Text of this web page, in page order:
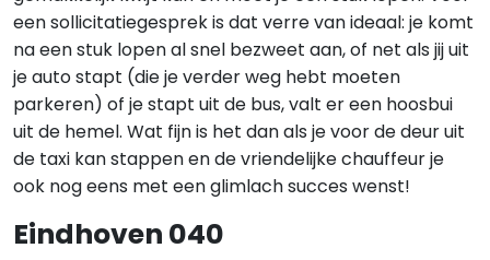
een sollicitatiegesprek is dat verre van ideaal: je komt
na een stuk lopen al snel bezweet aan, of net als jij uit
je auto stapt (die je verder weg hebt moeten
parkeren) of je stapt uit de bus, valt er een hoosbui
uit de hemel. Wat fijn is het dan als je voor de deur uit
de taxi kan stappen en de vriendelijke chauffeur je
ook nog eens met een glimlach succes wenst!
Eindhoven 040